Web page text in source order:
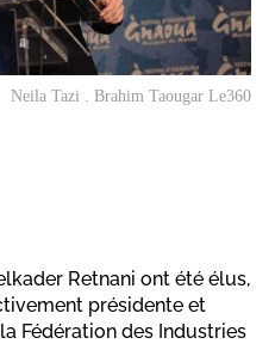
Neila Tazi . Brahim Taougar Le360
Retnani ont été élus,
présidente et
Fédération des Industries